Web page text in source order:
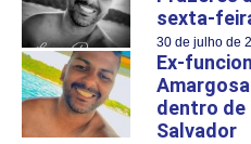
sexta-
30 de julho de
Ex-
dentro de
Salvador